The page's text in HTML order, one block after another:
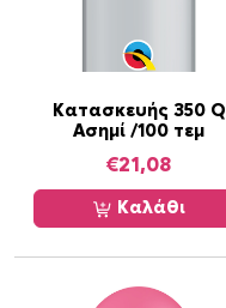
Κατασκευής 350 Q
Ασημί /100 τεμ
€21,08
Καλάθι